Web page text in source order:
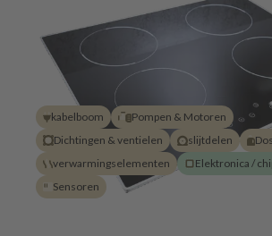
kabelboom
Pompen & Motoren
Dichtingen & ventielen
slijtdelen
verwarmingselementen
Elektronica /
Sensoren